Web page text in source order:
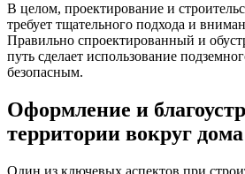
В целом, проектирование и
требует тщательного подхода и
Правильно спроектированный и
путь сделает использование
безопасным.
Оформление и
территории вокруг дома